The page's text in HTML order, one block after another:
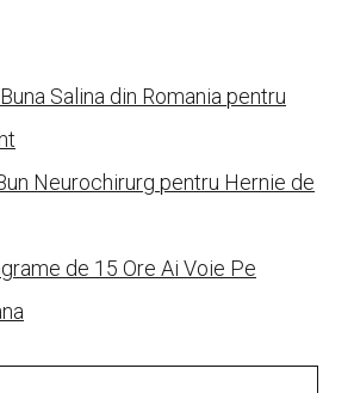
Salina din Romania pentru
Neurochirurg pentru Hernie de
de 15 Ore Ai Voie Pe